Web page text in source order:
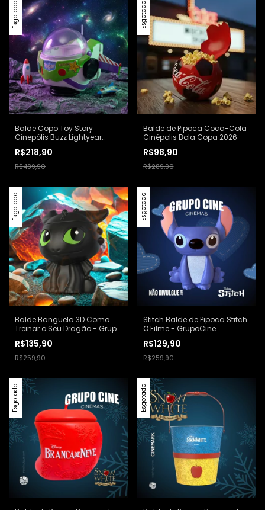
Esgotado
Balde Copo Toy Story
Cinepólis Buzz Lightyear
R$218,90
R$489,90
Esgotado
Balde de Pipoca Coca-Cola
Cinépolis Bola Copa 2026
R$98,90
R$289,90
Esgotado
Balde Banguela 3D Como
Treinar o Seu Dragão - Grupo
R$135,90
R$259,90
Esgotado
Stitch Balde de Pipoca Stitch
O Filme - GrupoCine
R$129,90
R$259,90
Esgotado Esgotado